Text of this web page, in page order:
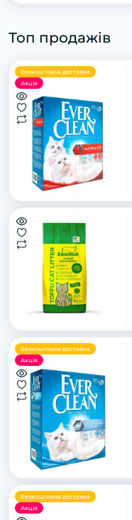
Топ продажів
Безкоштовна доставка
Акція
Безкоштовна доставка
Акція
Безкоштовна доставка
Акція